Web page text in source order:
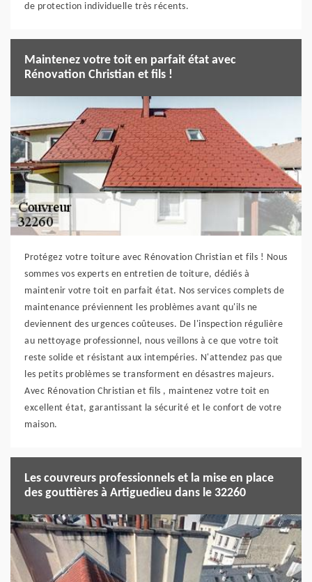
de protection individuelle très récents.
Maintenez votre toit en parfait état avec
Rénovation Christian et fils !
Protégez votre toiture avec Rénovation Christian et fils ! Nous
sommes vos experts en entretien de toiture, dédiés à
maintenir votre toit en parfait état. Nos services complets de
maintenance préviennent les problèmes avant qu'ils ne
deviennent des urgences coûteuses. De l'inspection régulière
au nettoyage professionnel, nous veillons à ce que votre toit
reste solide et résistant aux intempéries. N'attendez pas que
les petits problèmes se transforment en désastres majeurs.
Avec Rénovation Christian et fils , maintenez votre toit en
excellent état, garantissant la sécurité et le confort de votre
maison.
Les couvreurs professionnels et la mise en place
des gouttières à Artiguedieu dans le 32260